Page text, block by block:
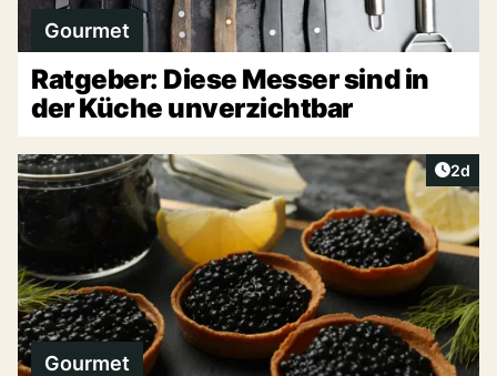
Gourmet
Ratgeber: Diese Messer sind in
der Küche unverzichtbar
2d
Gourmet